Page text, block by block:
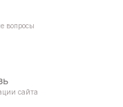
вопросы
сайта